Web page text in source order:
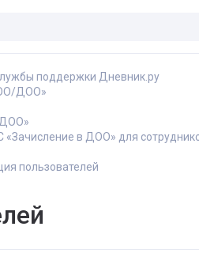
поддержки Дневник.ру
ДОО»
ДОО»
в ДОО» для
пользователей